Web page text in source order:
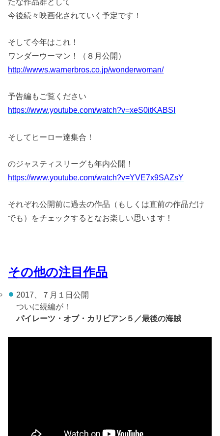
今後続々映画化されていく予定です！
そして今年はこれ！
ワンダーウーマン！（８月公開）
http://wwws.warnerbros.co.jp/wonderwoman/
予告編もご覧ください
https://www.youtube.com/watch?v=xeS0itKABSI
そしてヒーロー達集合！
のジャスティスリーグも年内公開！
https://www.youtube.com/watch?v=YVE7x9SAZsY
それぞれ公開前に過去の作品（もしくは直前の作品だけ
でも）をチェックするとなお楽しい思います！
その他の注目作品
2017、７月１日公開
ついに続編が！
パイレーツ・オブ・カリビアン５／最後の海賊